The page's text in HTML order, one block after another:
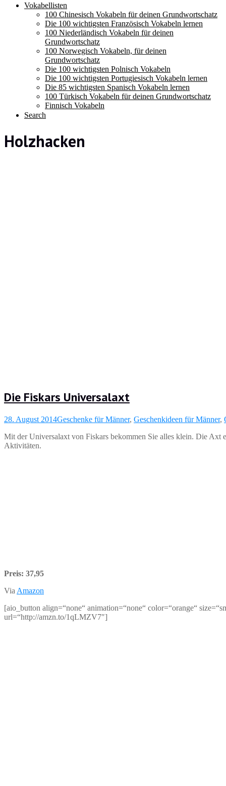
Vokabellisten
100 Chinesisch Vokabeln für deinen Grundwortschatz
Die 100 wichtigsten Französisch Vokabeln lernen
100 Niederländisch Vokabeln für deinen
Grundwortschatz
100 Norwegisch Vokabeln, für deinen
Grundwortschatz
Die 100 wichtigsten Polnisch Vokabeln
Die 100 wichtigsten Portugiesisch Vokabeln lernen
Die 85 wichtigsten Spanisch Vokabeln lernen
100 Türkisch Vokabeln für deinen Grundwortschatz
Finnisch Vokabeln
Search
Holzhacken
Die Fiskars Universalaxt
28. August 2014Geschenke für Männer, Geschenkideen für Männer,
Mit der Universalaxt von Fiskars bekommen Sie alles klein. Die Axt
Aktivitäten.
Preis: 37,95
Via Amazon
[aio_button align=“none“ animation=“none“ color=“orange“
url=“http://amzn.to/1qLMZV7″]